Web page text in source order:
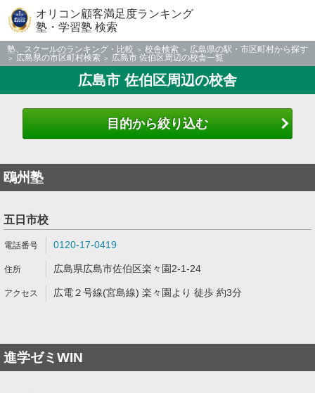
オリコン顧客満足度ランキング
塾・学習塾 検索
塾、スクールのランキング・比較 校舎検索
広島県の駅・市区町村から探す
広島県の市区町村検索
広島市 佐伯区周辺の校舎一覧
広島市 佐伯区周辺の校舎
目的から絞り込む
鴎州塾
五日市校
0120-17-0419
広島県広島市佐伯区楽々園2-1-24
広電２号線(宮島線) 楽々園より 徒歩 約3分
進学ゼミWIN